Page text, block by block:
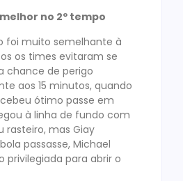
no 2º tempo
foi muito semelhante à
os times evitaram se
chance de perigo
aos 15 minutos, quando
ótimo passe em
à linha de fundo com
rasteiro, mas Giay
passasse, Michael
privilegiada para abrir o